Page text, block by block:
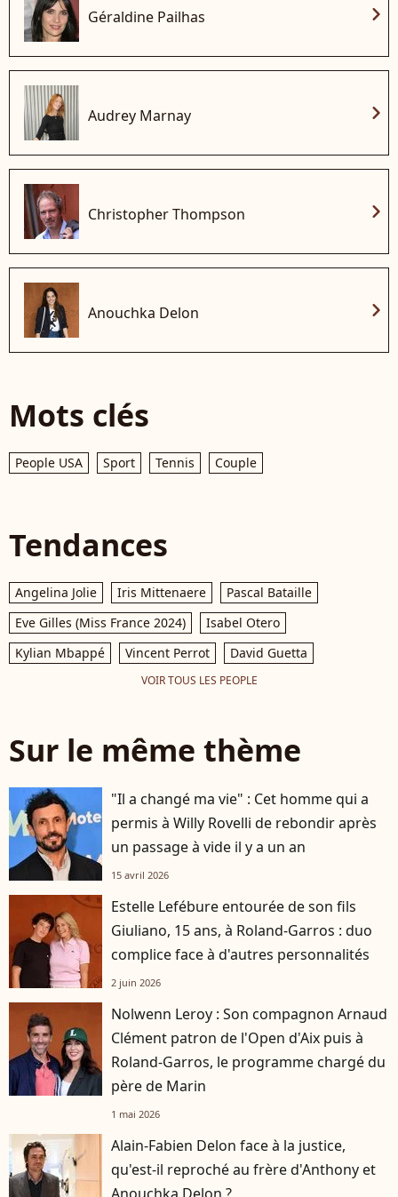
Géraldine Pailhas chevron_right
Audrey Marnay chevron_right
Christopher Thompson chevron_right
Anouchka Delon chevron_right
Mots clés
People USA Sport Tennis Couple
Tendances
Angelina Jolie Iris Mittenaere
Pascal Bataille
Eve Gilles (Miss France 2024)
Isabel Otero
Kylian Mbappé
Vincent Perrot David Guetta
VOIR TOUS LES PEOPLE
Sur le même thème
"Il a changé ma vie" : Cet homme qui a
permis à Willy Rovelli de rebondir après
un passage à vide il y a un an
15 avril 2026
Estelle Lefébure entourée de son fils
Giuliano, 15 ans, à Roland-Garros : duo
complice face à d'autres personnalités
2 juin 2026
Nolwenn Leroy : Son compagnon Arnaud
Clément patron de l'Open d'Aix puis à
Roland-Garros, le programme chargé du
père de Marin
1 mai 2026
Alain-Fabien Delon face à la justice,
qu'est-il reproché au frère d'Anthony et